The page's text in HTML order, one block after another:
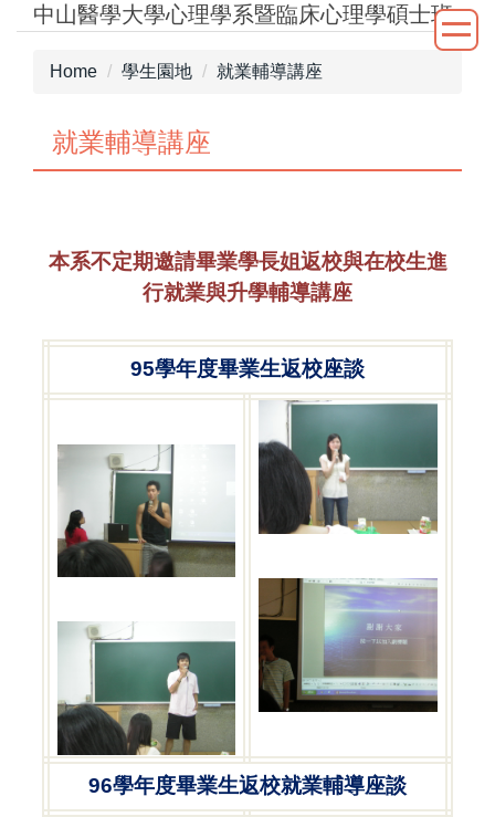
Jump中山醫學大學心理學系暨臨床心理學碩士班
Home 學生園地 就業輔導講座
就業輔導講座
本系不定期邀請畢業學長姐返校與在校生進
行就業與升學輔導講座
95學年度畢業生返校座談
96學年度畢業生返校就業輔導座談